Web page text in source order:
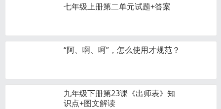
七年级上册第二单元试题+答案
“阿、啊、呵”，怎么使用才规范？
九年级下册第23课《出师表》知
识点+图文解读